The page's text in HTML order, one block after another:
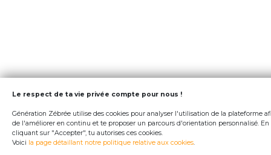
Le respect de ta vie privée compte pour nous !
Génération Zébrée utilise des cookies pour analyser l'utilisation de la plateforme
de l'améliorer en continu et te proposer un parcours d'orientation personnalisé. En
cliquant sur "Accepter", tu autorises ces cookies.
Voici la page détaillant notre politique relative aux cookies.